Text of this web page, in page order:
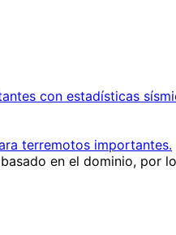
con estadísticas
terremotos importantes.
en el dominio, por